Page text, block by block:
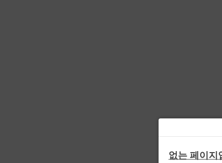
없는 페이지